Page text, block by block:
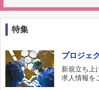
特集
プロジェ
新規立ち上
求人情報を